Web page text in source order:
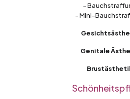
-
- Mini-
Genitale